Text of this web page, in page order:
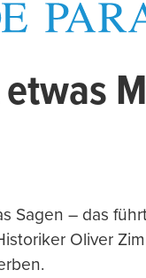
Sagen – das
Oliver